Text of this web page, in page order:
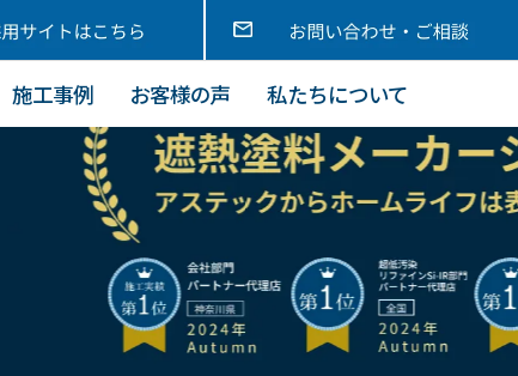
施工事例 お客様の声 私たちについて